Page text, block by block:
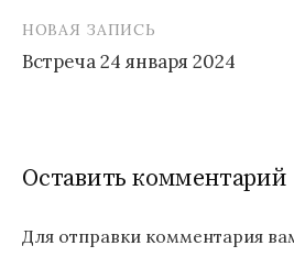
а
в
а
НОВАЯ ЗАПИСЬ
Встреча 24 января 2024
Оставить комментарий
Для отправки комментария